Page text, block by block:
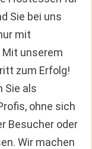
Sie bei uns
mit
unserem
zum Erfolg!
Sie als
ohne sich
Besucher oder
Wir machen